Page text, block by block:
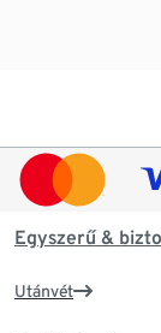
Egyszerű &
Utánvét